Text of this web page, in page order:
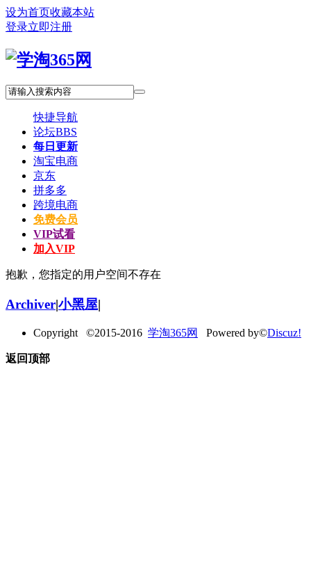
设为首页收藏本站
登录立即注册
快捷导航
论坛BBS
每日更新
淘宝电商
京东
拼多多
跨境电商
免费会员
VIP试看
加入VIP
抱歉，您指定的用户空间不存在
Archiver|小黑屋|
Copyright ©2015-2016 学淘365网 Powered by©Discuz!
返回顶部